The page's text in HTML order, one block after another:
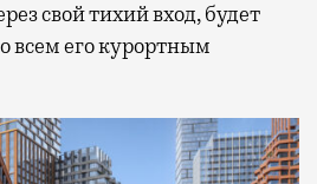
свой тихий вход, будет
всем его курортным